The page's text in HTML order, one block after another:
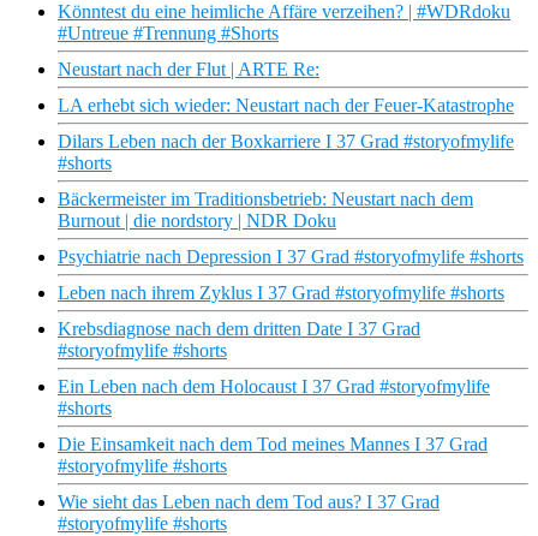
Könntest du eine heimliche Affäre verzeihen? | #WDRdoku
#Untreue #Trennung #Shorts
Neustart nach der Flut | ARTE Re:
LA erhebt sich wieder: Neustart nach der Feuer-Katastrophe
Dilars Leben nach der Boxkarriere I 37 Grad #storyofmylife
#shorts
Bäckermeister im Traditionsbetrieb: Neustart nach dem
Burnout | die nordstory | NDR Doku
Psychiatrie nach Depression I 37 Grad #storyofmylife #shorts
Leben nach ihrem Zyklus I 37 Grad #storyofmylife #shorts
Krebsdiagnose nach dem dritten Date I 37 Grad
#storyofmylife #shorts
Ein Leben nach dem Holocaust I 37 Grad #storyofmylife
#shorts
Die Einsamkeit nach dem Tod meines Mannes I 37 Grad
#storyofmylife #shorts
Wie sieht das Leben nach dem Tod aus? I 37 Grad
#storyofmylife #shorts